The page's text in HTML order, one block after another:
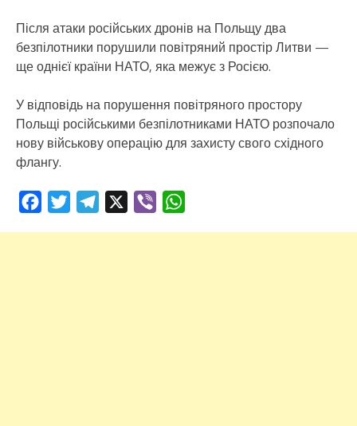
Після атаки російських дронів на Польщу два
безпілотники порушили повітряний простір Литви —
ще однієї країни НАТО, яка межує з Росією.
У відповідь на порушення повітряного простору
Польщі російськими безпілотниками НАТО розпочало
нову військову операцію для захисту свого східного
флангу.
FacebookTwitterTelegram Viber